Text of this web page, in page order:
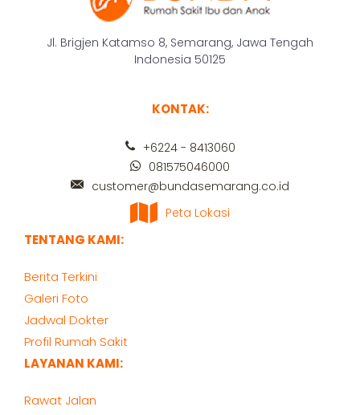
Jl. Brigjen Katamso 8, Semarang, Jawa Tengah
Indonesia 50125
KONTAK:
+6224 - 8413060
081575046000
customer@bundasemarang.co.id
Peta Lokasi
TENTANG KAMI:
Berita Terkini
Galeri Foto
Jadwal Dokter
Profil Rumah Sakit
LAYANAN KAMI:
Rawat Jalan